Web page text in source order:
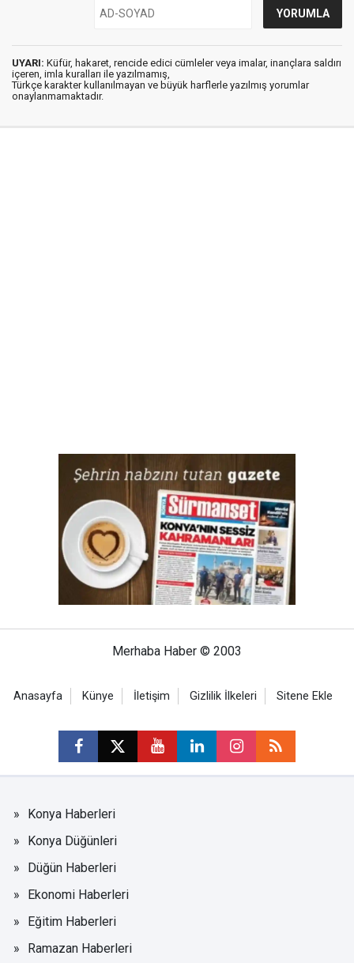
UYARI: Küfür, hakaret, rencide edici cümleler veya imalar, inançlara saldırı
içeren, imla kuralları ile yazılmamış,
Türkçe karakter kullanılmayan ve büyük harflerle yazılmış yorumlar
onaylanmamaktadır.
Merhaba Haber © 2003
Anasayfa Künye İletişim Gizlilik İlkeleri Sitene Ekle
Konya Haberleri
Konya Düğünleri
Düğün Haberleri
Ekonomi Haberleri
Eğitim Haberleri
Ramazan Haberleri